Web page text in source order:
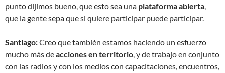
punto dijimos bueno, que esto sea una plataforma abierta,
que la gente sepa que si quiere participar puede participar.
Santiago:Creo que también estamos haciendo un esfuerzo
mucho más deacciones en territorio, y de trabajo en conjunto
con las radios y con los medios con capacitaciones, encuentros,